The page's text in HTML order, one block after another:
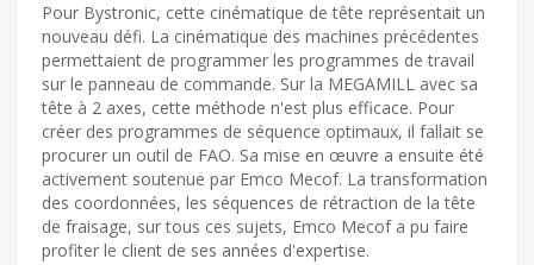
Pour Bystronic, cette cinématique de tête représentait un
nouveau défi. La cinématique des machines précédentes
permettaient de programmer les programmes de travail
sur le panneau de commande. Sur la MEGAMILL avec sa
tête à 2 axes, cette méthode n'est plus efficace. Pour
créer des programmes de séquence optimaux, il fallait se
procurer un outil de FAO. Sa mise en œuvre a ensuite été
activement soutenue par Emco Mecof. La transformation
des coordonnées, les séquences de rétraction de la tête
de fraisage, sur tous ces sujets, Emco Mecof a pu faire
profiter le client de ses années d'expertise.